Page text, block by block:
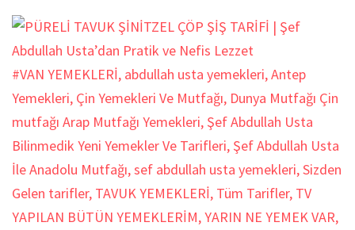
#VAN YEMEKLERİ, abdullah usta yemekleri,Antep
Yemekleri, Çin Yemekleri Ve Mutfağı, Dunya Mutfağı Çin
mutfağı Arap Mutfağı Yemekleri, Şef Abdullah Usta
Bilinmedik Yeni Yemekler Ve Tarifleri, Şef Abdullah Usta
İle Anadolu Mutfağı,sef abdullah usta yemekleri,Sizden
Gelen tarifler, TAVUK YEMEKLERİ, Tüm Tarifler, TV
YAPILAN BÜTÜN YEMEKLERİM,YARIN NE YEMEK VAR,